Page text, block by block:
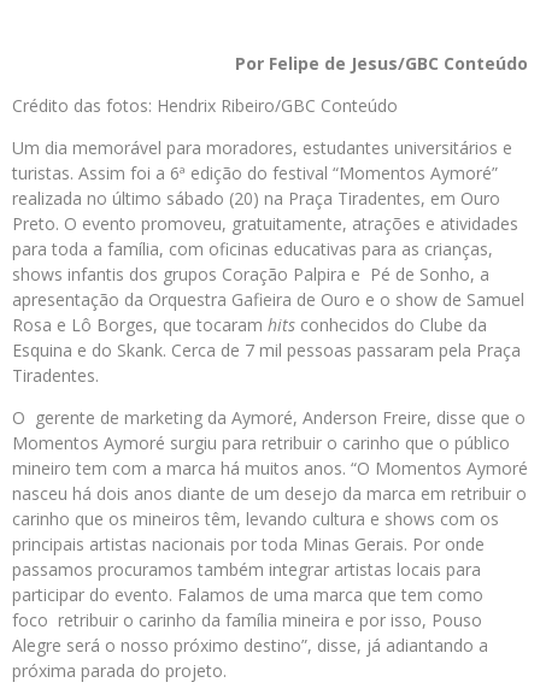
Por Felipe de Jesus/GBC Conteúdo
Crédito das fotos: Hendrix Ribeiro/GBC Conteúdo
Um dia memorável para moradores, estudantes universitários e
turistas. Assim foi a 6ª edição do festival “Momentos Aymoré”
realizada no último sábado (20) na Praça Tiradentes, em Ouro
Preto. O evento promoveu, gratuitamente, atrações e atividades
para toda a família, com oficinas educativas para as crianças,
shows infantis dos grupos Coração Palpira e Pé de Sonho, a
apresentação da Orquestra Gafieira de Ouro e o show de Samuel
Rosa e Lô Borges, que tocaram hits conhecidos do Clube da
Esquina e do Skank. Cerca de 7 mil pessoas passaram pela Praça
Tiradentes.
O gerente de marketing da Aymoré, Anderson Freire, disse que o
Momentos Aymoré surgiu para retribuir o carinho que o público
mineiro tem com a marca há muitos anos. “O Momentos Aymoré
nasceu há dois anos diante de um desejo da marca em retribuir o
carinho que os mineiros têm, levando cultura e shows com os
principais artistas nacionais por toda Minas Gerais. Por onde
passamos procuramos também integrar artistas locais para
participar do evento. Falamos de uma marca que tem como
foco retribuir o carinho da família mineira e por isso, Pouso
Alegre será o nosso próximo destino”, disse, já adiantando a
próxima parada do projeto.